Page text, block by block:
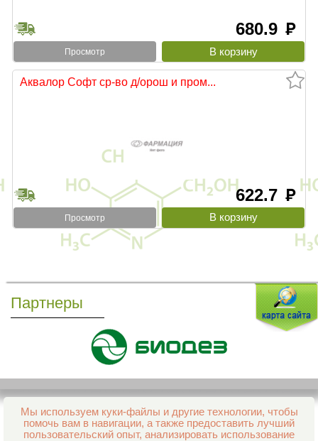
680.9 руб
Просмотр
Аквалор Софт ср-во д/орош и пром...
622.7 руб
Просмотр
Партнеры
Мы используем куки-файлы и другие технологии, чтобы
помочь вам в навигации, а также предоставить лучший
пользовательский опыт, анализировать использование
Все права защищены и охраняются законом
© 2013–2026 Интернет-аптека Фармация